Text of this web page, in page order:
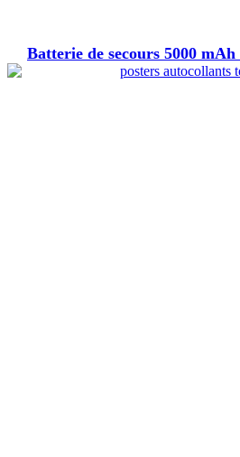
Batterie de secours 5000 mAh